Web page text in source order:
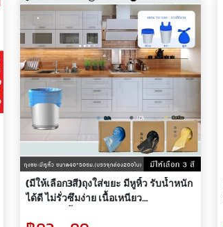
(มีให้เลือก3สี)ถุงใส่ขยะ มีหูหิ้ว รับน้ำหนัก
ได้ดี ไม่รั่วซึมง่าย เนื้อเหนียว